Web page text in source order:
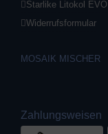
Starlike Litokol EVO
Widerrufsformular
MOSAIK MISCHER
Zahlungsweisen